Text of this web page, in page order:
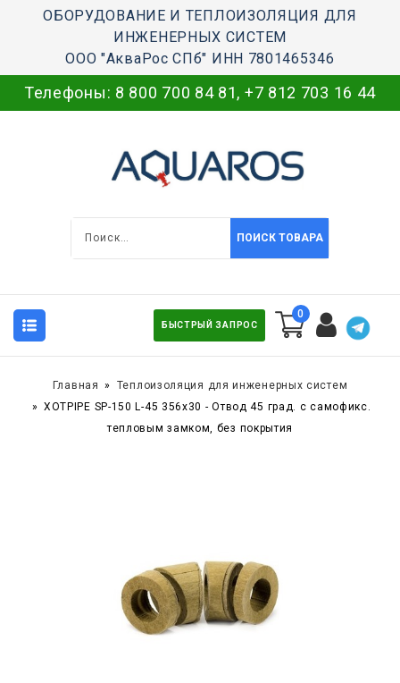
ОБОРУДОВАНИЕ И ТЕПЛОИЗОЛЯЦИЯ ДЛЯ
ИНЖЕНЕРНЫХ СИСТЕМ
ООО "АкваРос СПб" ИНН 7801465346
Телефоны: 8 800 700 84 81, +7 812 703 16 44
ПОИСК ТОВАРА
БЫСТРЫЙ ЗАПРОС
0
Главная
Теплоизоляция для инженерных систем
XOTPIPE SP-150 L-45 356x30 - Отвод 45 град. c самофикс.
тепловым замком, без покрытия